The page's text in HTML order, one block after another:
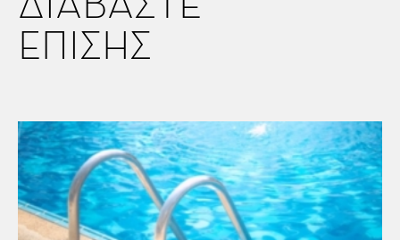
ΕΠΙΣΗΣ